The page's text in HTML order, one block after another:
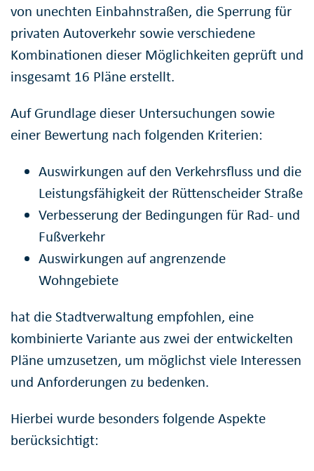
von unechten Einbahnstraßen, die Sperrung für
privaten Autoverkehr sowie verschiedene
Kombinationen dieser Möglichkeiten geprüft und
insgesamt 16 Pläne erstellt.
Auf Grundlage dieser Untersuchungen sowie
einer Bewertung nach folgenden Kriterien:
Auswirkungen auf den Verkehrsfluss und die
Leistungsfähigkeit der Rüttenscheider Straße
Verbesserung der Bedingungen für Rad- und
Fußverkehr
Auswirkungen auf angrenzende
Wohngebiete
hat die Stadtverwaltung empfohlen, eine
kombinierte Variante aus zwei der entwickelten
Pläne umzusetzen, um möglichst viele Interessen
und Anforderungen zu bedenken.
Hierbei wurde besonders folgende Aspekte
berücksichtigt: